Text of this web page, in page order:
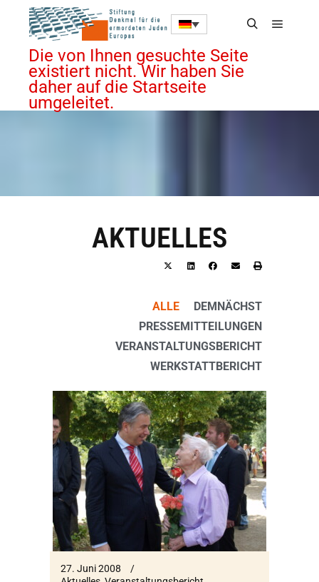
Die von Ihnen gesuchte Seite
existiert nicht. Wir haben Sie
daher auf die Startseite
umgeleitet.
AKTUELLES
ALLE
DEMNÄCHST
PRESSEMITTEILUNGEN
VERANSTALTUNGSBERICHT
WERKSTATTBERICHT
27. Juni 2008